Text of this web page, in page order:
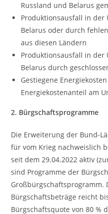
Russland und Belarus
Produktionsausfall in der
Belarus oder durch
aus diesen Ländern
Produktionsausfall in der
Belarus durch
Gestiegene
Energiekostenanteil am
2. Bürgschaftsprogramme
Die Erweiterung der Bund-
für vom Krieg nachweislich
seit dem 29.04.2022 aktiv
sind Programme der
Großbürgschaftsprogramm.
Bürgschaftsbeträge reicht
Bürgschaftsquote von 80 %